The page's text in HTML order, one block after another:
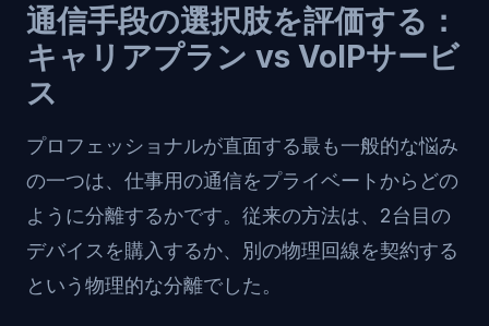
通信手段の選択肢を評価する：
キャリアプラン vs VoIPサービ
ス
プロフェッショナルが直面する最も一般的な悩み
の一つは、仕事用の通信をプライベートからどの
ように分離するかです。従来の方法は、2台目の
デバイスを購入するか、別の物理回線を契約する
という物理的な分離でした。